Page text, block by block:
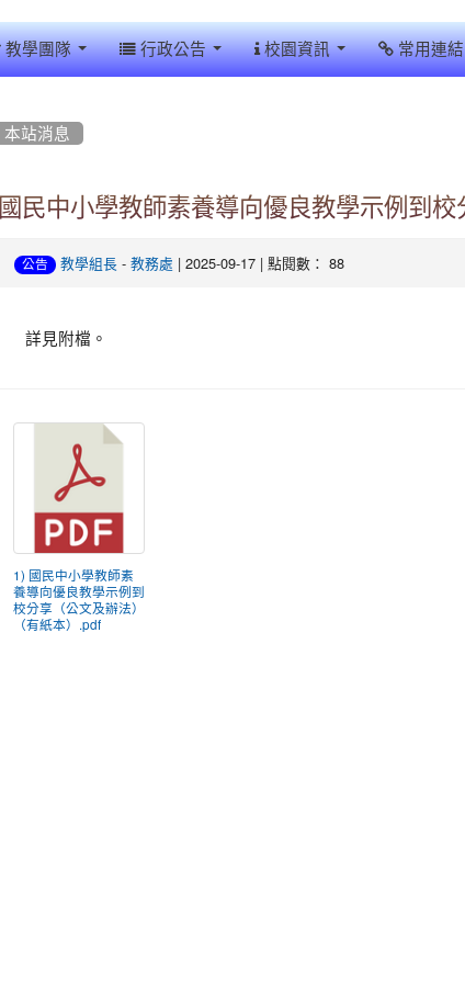
教學團隊 行政公告 校園資訊 常用連
本站消息
國民中小學教師素養導向優良教學示例到校
公告 教學組長- 教務處 | 2025-09-17 | 點閱數： 88
詳見附檔。
1) 國民中小學教師素
養導向優良教學示例到
校分享（公文及辦法）
（有紙本）.pdf